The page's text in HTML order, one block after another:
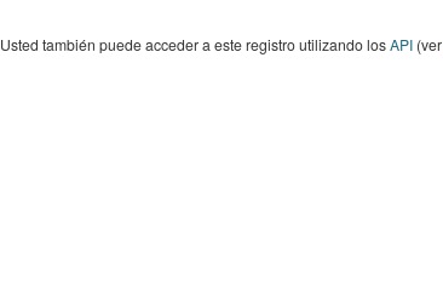
Usted también puede acceder a este registro utilizando losAPI(ver